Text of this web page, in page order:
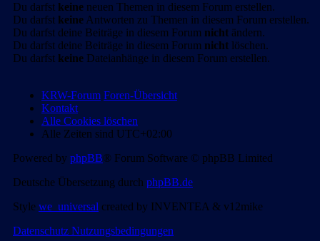
Du darfst keine neuen Themen in diesem Forum erstellen.
Du darfst keineAntworten zu Themen in diesem Forum erstellen.
Du darfst deine Beiträge in diesem Forum nicht ändern.
Du darfst deine Beiträge in diesem Forum nicht löschen.
Du darfst keine Dateianhänge in diesem Forum erstellen.
KRW-Forum Foren-Übersicht
Kontakt
Alle Cookies löschen
Alle Zeiten sind UTC+02:00
Powered by phpBB® Forum Software © phpBB Limited
Deutsche Übersetzung durch phpBB.de
Style we_universal created by INVENTEA & v12mike
Datenschutz Nutzungsbedingungen